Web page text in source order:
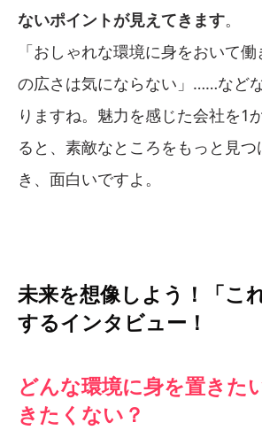
ないポイントが見えてきます。
「おしゃれな環境に身をおいて
の広さは気にならない」……など
りますね。魅力を感じた会社を1
ると、素敵なところをもっと見
き、面白いですよ。
未来を想像しよう！「こ
するインタビュー！
どんな環境に身を置きた
きたくない？